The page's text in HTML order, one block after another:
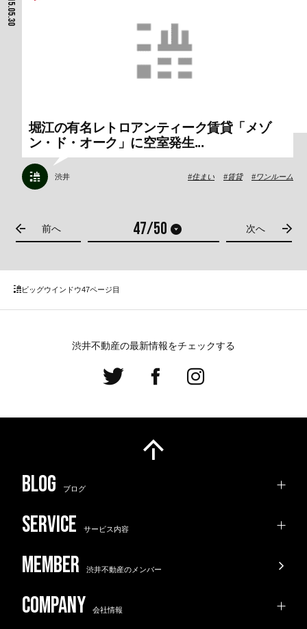
2015.05.30
堀江の有名レトロアンティーク賃貸「メゾ
ン・ド・オーク」に空室発生...
渋井 住まい 賃貸 ワンルーム
前へ 次へ
ビッグウインドウ47ページ目
渋井不動産の最新情報をチェックする
ブログ
サービス内容
渋井不動産のメンバー
会社情報